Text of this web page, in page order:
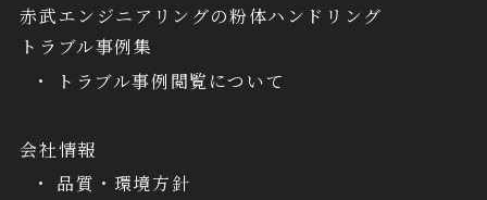
赤武エンジニアリングの粉体ハンドリング
トラブル事例集
トラブル事例閲覧について
会社情報
品質・環境方針